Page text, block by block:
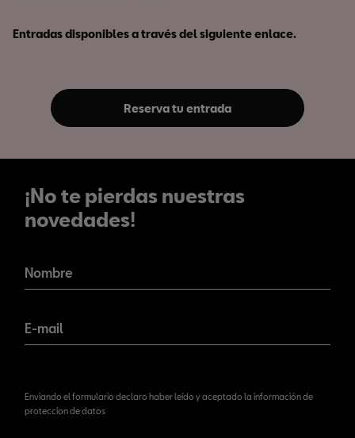
Entradas disponibles a través del siguiente enlace.
Reserva tu entrada
¡No te pierdas nuestras
novedades!
novedades!
Nombre
E-mail
Enviando el formulario declaro haber leído y aceptado la información de
proteccion de datos